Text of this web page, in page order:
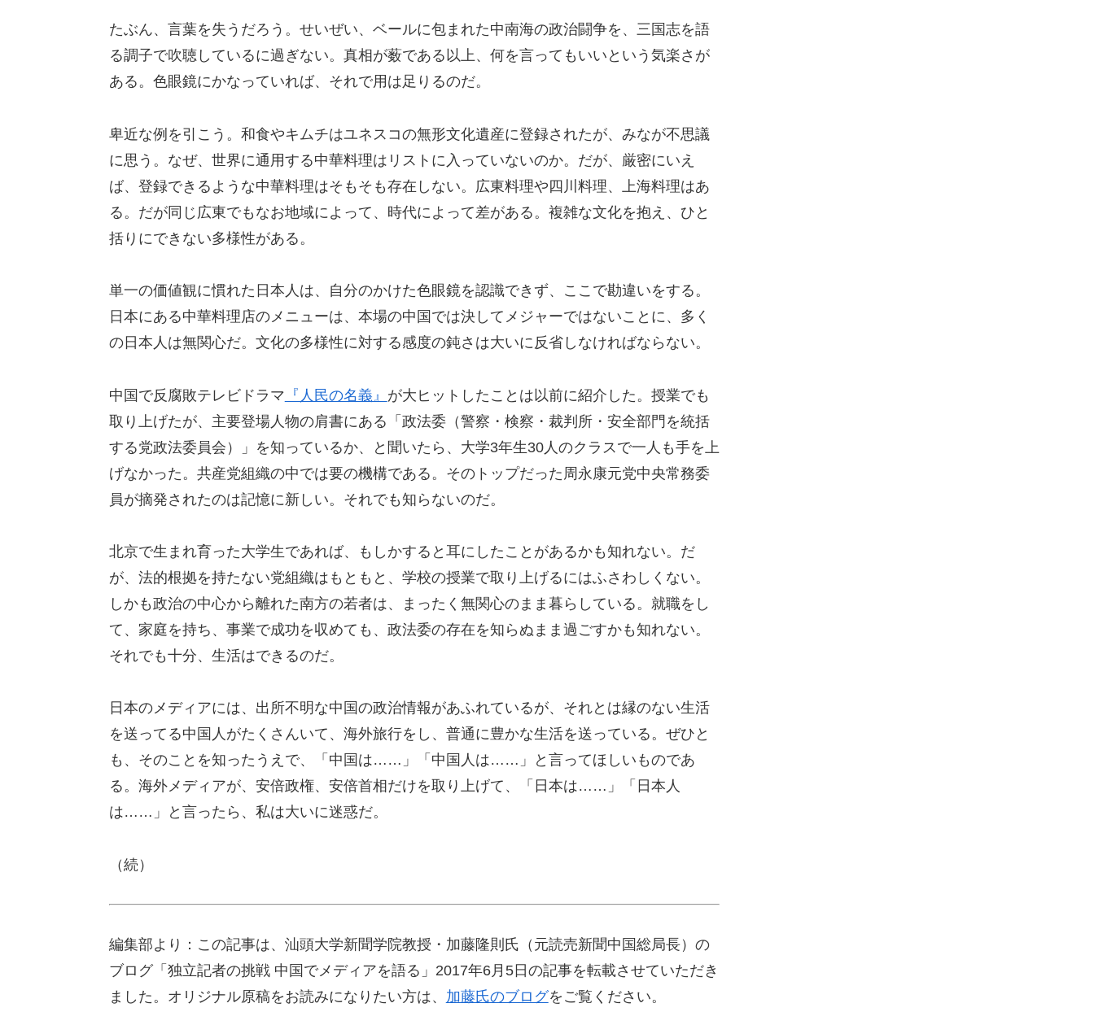
たぶん、言葉を失うだろう。せいぜい、ベールに包まれた中南海の政治闘争を、三国志を語
る調子で吹聴しているに過ぎない。真相が薮である以上、何を言ってもいいという気楽さが
ある。色眼鏡にかなっていれば、それで用は足りるのだ。
卑近な例を引こう。和食やキムチはユネスコの無形文化遺産に登録されたが、みなが不思議
に思う。なぜ、世界に通用する中華料理はリストに入っていないのか。だが、厳密にいえ
ば、登録できるような中華料理はそもそも存在しない。広東料理や四川料理、上海料理はあ
る。だが同じ広東でもなお地域によって、時代によって差がある。複雑な文化を抱え、ひと
括りにできない多様性がある。
単一の価値観に慣れた日本人は、自分のかけた色眼鏡を認識できず、ここで勘違いをする。
日本にある中華料理店のメニューは、本場の中国では決してメジャーではないことに、多く
の日本人は無関心だ。文化の多様性に対する感度の鈍さは大いに反省しなければならない。
中国で反腐敗テレビドラマ 『人民の名義』 が大ヒットしたことは以前に紹介した。授業でも
取り上げたが、主要登場人物の肩書にある「政法委（警察・検察・裁判所・安全部門を統括
する党政法委員会）」を知っているか、と聞いたら、大学3年生30人のクラスで一人も手を上
げなかった。共産党組織の中では要の機構である。そのトップだった周永康元党中央常務委
員が摘発されたのは記憶に新しい。それでも知らないのだ。
北京で生まれ育った大学生であれば、もしかすると耳にしたことがあるかも知れない。だ
が、法的根拠を持たない党組織はもともと、学校の授業で取り上げるにはふさわしくない。
しかも政治の中心から離れた南方の若者は、まったく無関心のまま暮らしている。就職をし
て、家庭を持ち、事業で成功を収めても、政法委の存在を知らぬまま過ごすかも知れない。
それでも十分、生活はできるのだ。
日本のメディアには、出所不明な中国の政治情報があふれているが、それとは縁のない生活
を送ってる中国人がたくさんいて、海外旅行をし、普通に豊かな生活を送っている。ぜひと
も、そのことを知ったうえで、「中国は……」「中国人は……」と言ってほしいものであ
る。海外メディアが、安倍政権、安倍首相だけを取り上げて、「日本は……」「日本人
は……」と言ったら、私は大いに迷惑だ。
（続）
編集部より：この記事は、汕頭大学新聞学院教授・加藤隆則氏（元読売新聞中国総局長）の
ブログ「独立記者の挑戦 中国でメディアを語る」2017年6月5日の記事を転載させていただき
ました。オリジナル原稿をお読みになりたい方は、 加藤氏のブログをご覧ください。